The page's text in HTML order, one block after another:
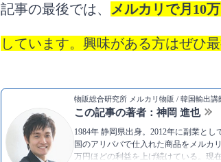
記事の最後では、 メルカリで月10
しています。興味がある方はぜひ
物販総合研究所 メルカリ物販 / 韓国輸出講
この記事の著者：神岡 進也
1984年 静岡県出身。2012年に副業と
国のアリババで仕入れた商品をメルカ
万円ほどの利益を上げ続けている。現